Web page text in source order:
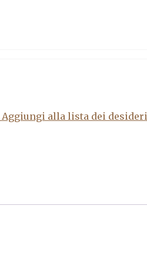
Aggiungi alla lista dei desideri